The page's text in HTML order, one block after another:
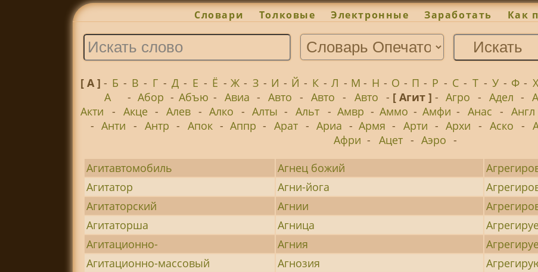
Словари Толковые Электронные Заработать Как
[ А ] - Б - В - Г - Д - Е - Ё - Ж - З - И - Й - К - Л - М - Н - О - П - Р - С - Т - У - Ф - Х
А
- Абор - Абъю - Авиа - Авто - Авто - Авто - [ Агит ] - Агро - Адел -
Акти
- Акце - Алев - Алко - Алты - Альт - Амвр - Аммо - Амфи - Анас - Англ
- Анти - Антр - Апок - Аппр - Арат - Ариа - Армя - Арти - Архи - Аско -
Афри - Ацет - Аэро -
Агитавтомобиль
Агнец божий
Агитатор
Агни-йога
Агитаторский
Агнии
Агитаторша
Агница
Агитационно-
Агния
Агитационно-массовый
Агнозия